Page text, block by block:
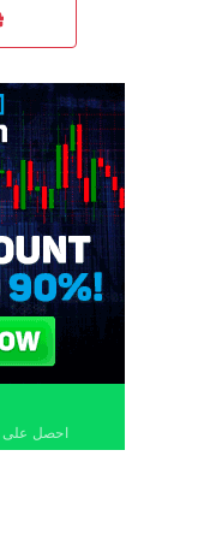
احصل على 10000 دولار مجانًا للمبتدئين